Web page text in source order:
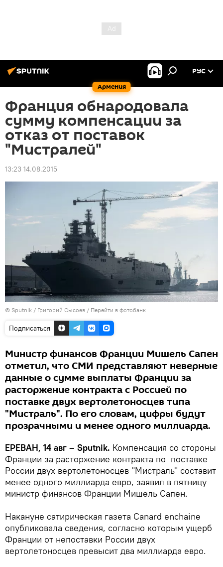
Армения
РУС
Франция обнародовала
сумму компенсации за
отказ от поставок
"Мистралей"
13:23 14.08.2015
© Sputnik / Григорий Сысоев / Перейти в фотобанк
Подписаться
Министр финансов Франции Мишель Сапен
отметил, что СМИ представляют неверные
данные о сумме выплаты Франции за
расторжение контракта с Россией по
поставке двух вертолетоносцев типа
"Мистраль". По его словам, цифры будут
прозрачными и менее одного миллиарда.
ЕРЕВАН, 14 авг – Sputnik. Компенсация со стороны
Франции за расторжение контракта по поставке
России двух вертолетоносцев "Мистраль" составит
менее одного миллиарда евро, заявил в пятницу
министр финансов Франции Мишель Сапен.
Накануне сатирическая газета Canard enchaine
опубликовала сведения, согласно которым ущерб
Франции от непоставки России двух
вертолетоносцев превысит два миллиарда евро.